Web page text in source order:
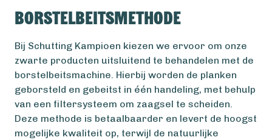
Borstelbeitsmethode
Bij Schutting Kampioen kiezen we ervoor om onze
zwarte producten uitsluitend te behandelen met de
borstelbeitsmachine. Hierbij worden de planken
geborsteld en gebeitst in één handeling, met behulp
van een filtersysteem om zaagsel te scheiden.
Deze methode is betaalbaarder en levert de hoogst
mogelijke kwaliteit op, terwijl de natuurlijke